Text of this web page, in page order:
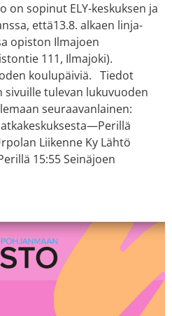
on sopinut ELY-keskuksen ja
että13.8. alkaen linja-
opiston Ilmajoen
111, Ilmajoki).
koulupäiviä. Tiedot
tulevan lukuvuoden
seuraavanlainen:
Liikenne Ky Lähtö
15:55 Seinäjoen